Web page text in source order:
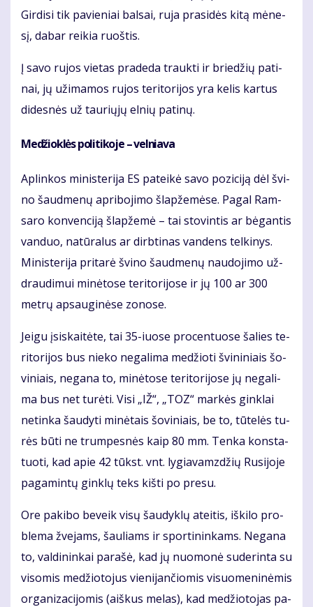
Gir­di­si tik pa­vie­niai bal­sai, ru­ja pra­si­dės ki­tą mė­ne­
sį, da­bar rei­kia ruoš­tis.
Į sa­vo ru­jos vie­tas pra­de­da trauk­ti ir brie­džių pa­ti­
nai, jų už­ima­mos ru­jos te­ri­to­ri­jos yra ke­lis kar­tus
di­des­nės už tau­rių­jų el­nių pa­ti­nų.
Me­džiok­lės po­li­ti­ko­je – vel­nia­va
Ap­lin­kos mi­nis­te­ri­ja ES pa­tei­kė sa­vo po­zi­ci­ją dėl švi­
no šaud­me­nų ap­ri­bo­ji­mo šlap­že­mė­se. Pa­gal Ram­
sa­ro kon­ven­ci­ją šlap­že­mė – tai sto­vin­tis ar bė­gan­tis
van­duo, na­tū­ra­lus ar dirb­ti­nas van­dens tel­ki­nys.
Mi­nis­te­ri­ja pri­ta­rė švi­no šaud­me­nų nau­do­ji­mo už­
drau­di­mui mi­nė­to­se te­ri­to­ri­jo­se ir jų 100 ar 300
met­rų ap­sau­gi­nė­se zo­no­se.
Jei­gu įsi­skai­tė­te, tai 35-iuo­se pro­cen­tuo­se ša­lies te­
ri­to­ri­jos bus nie­ko ne­ga­li­ma me­džio­ti švi­ni­niais šo­
vi­niais, ne­ga­na to, mi­nė­to­se te­ri­to­ri­jo­se jų ne­ga­li­
ma bus net tu­rė­ti. Vi­si „IŽ“, „TOZ“ mar­kės gin­klai
ne­tin­ka šau­dy­ti mi­nė­tais šo­vi­niais, be to, tū­te­lės tu­
rės bū­ti ne trum­pes­nės kaip 80 mm. Ten­ka kon­sta­
tuo­ti, kad apie 42 tūkst. vnt. ly­gia­vamz­džių Ru­si­jo­je
pa­ga­min­tų gin­klų teks kiš­ti po pre­su.
Ore pa­ki­bo be­veik vi­sų šau­dyk­lų at­ei­tis, iš­ki­lo pro­
ble­ma žve­jams, šau­liams ir spor­ti­nin­kams. Ne­ga­na
to, val­di­nin­kai pa­ra­šė, kad jų nuo­mo­nė su­de­rin­ta su
vi­so­mis me­džio­to­jus vie­ni­jan­čio­mis vi­suo­me­ni­nė­mis
or­ga­ni­za­ci­jo­mis (aiš­kus me­las), kad me­džio­to­jas pa­